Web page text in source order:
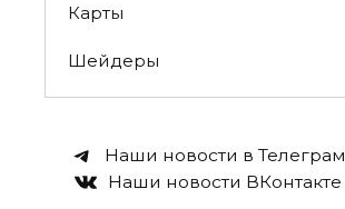
Карты
Шейдеры
Наши новости в Телеграм
Наши новости ВКонтакте